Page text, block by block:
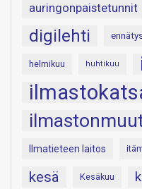
auringonpaistetunnit
digilehti
helmikuu huhtikuu
Ilmatieteen laitos
kesä Kesäkuu